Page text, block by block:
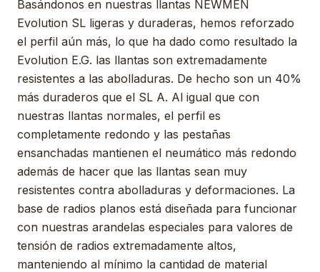
Basándonos en nuestras llantas NEWMEN
Evolution SL ligeras y duraderas, hemos reforzado
el perfil aún más, lo que ha dado como resultado la
Evolution E.G. las llantas son extremadamente
resistentes a las abolladuras. De hecho son un 40%
más duraderos que el SL A. Al igual que con
nuestras llantas normales, el perfil es
completamente redondo y las pestañas
ensanchadas mantienen el neumático más redondo
además de hacer que las llantas sean muy
resistentes contra abolladuras y deformaciones. La
base de radios planos está diseñada para funcionar
con nuestras arandelas especiales para valores de
tensión de radios extremadamente altos,
manteniendo al mínimo la cantidad de material